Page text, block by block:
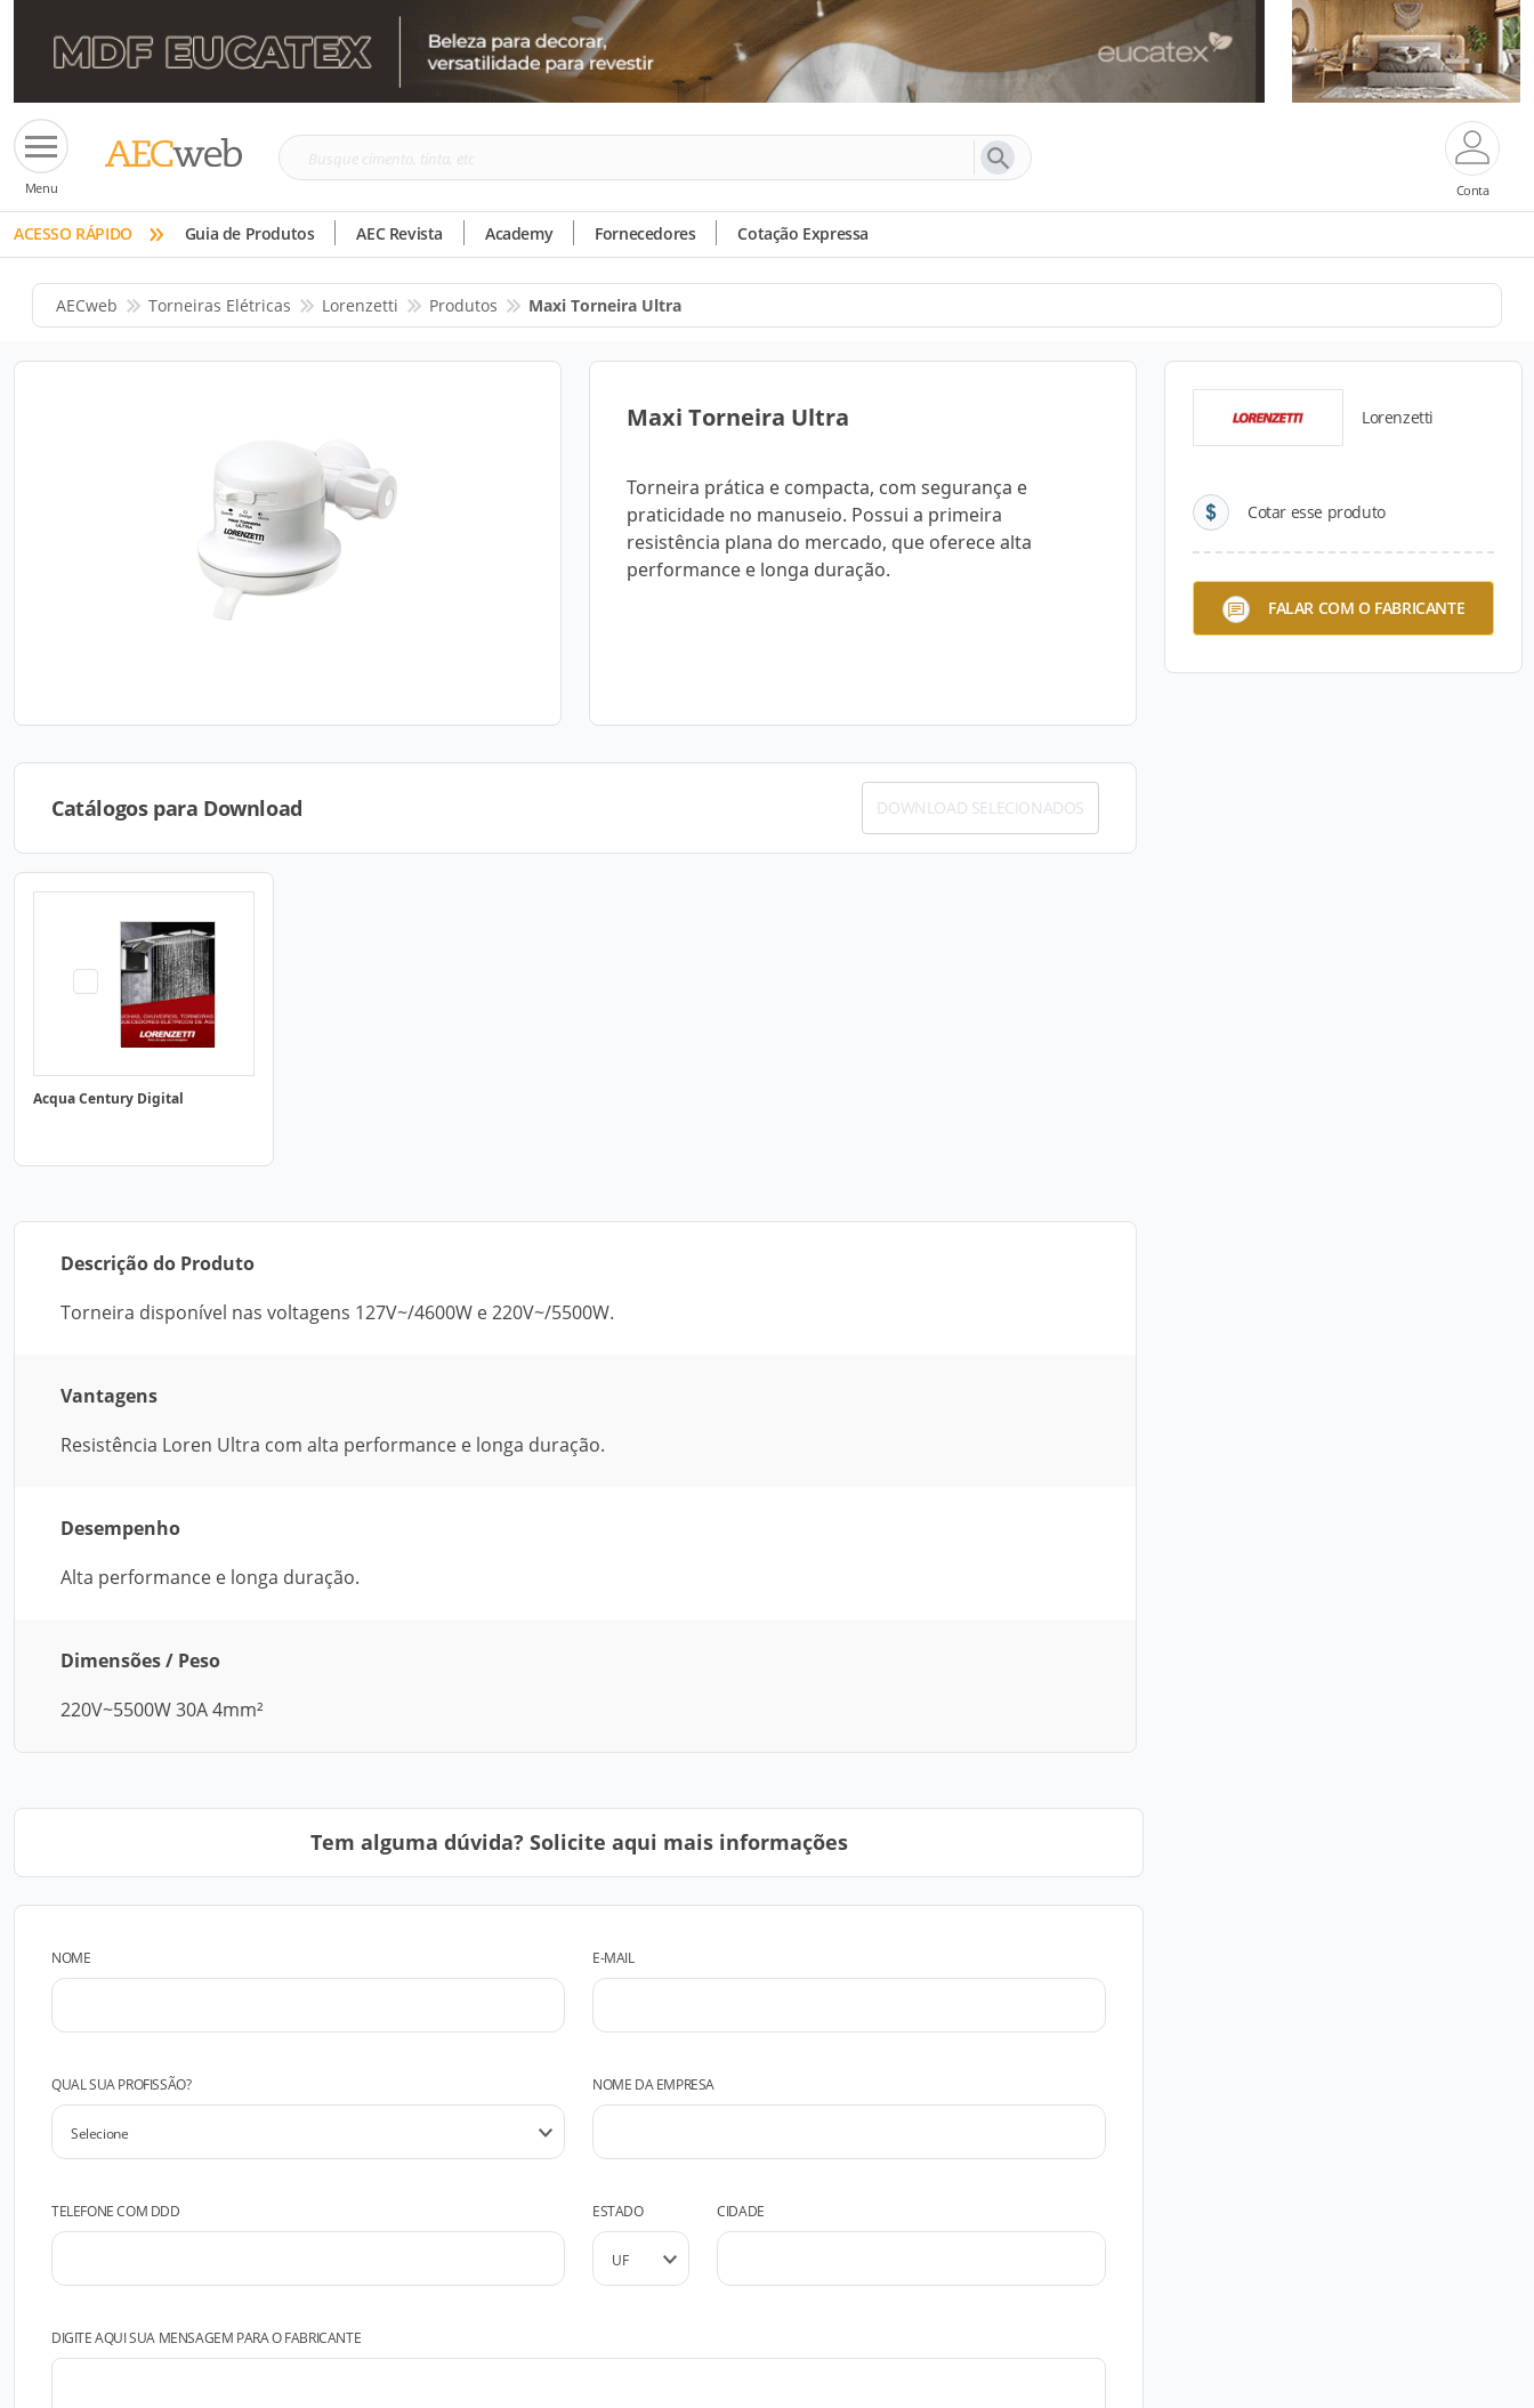
Menu
Busque
tinta,
etc
Conta
ACESSO RÁPIDO » Guia de Produtos AEC Revista Academy Fornecedores Cotação Expressa
AECweb Torneiras Elétricas Lorenzetti Produtos Maxi Torneira Ultra
Maxi Torneira Ultra
Torneira prática e compacta, com segurança e
praticidade no manuseio. Possui a primeira
resistência plana do mercado, que oferece alta
performance e longa duração.
Lorenzetti
Cotar esse produto
FALAR COM O FABRICANTE
Catálogos para Download DOWNLOAD SELECIONADOS
Acqua Century Digital
Descrição do Produto
Torneira disponível nas voltagens 127V~/4600W e 220V~/5500W.
Vantagens
Resistência Loren Ultra com alta performance e longa duração.
Desempenho
Alta performance e longa duração.
Dimensões / Peso
220V~5500W 30A 4mm²
Tem alguma dúvida? Solicite aqui mais informações
NOME E-MAIL
QUAL SUA PROFISSÃO? NOME DA EMPRESA
TELEFONE COM DDD ESTADO CIDADE
DIGITE AQUI SUA MENSAGEM PARA O FABRICANTE